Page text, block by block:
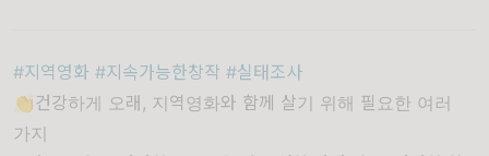
#지역영화 #지속가능한창작 #실태조사
👏건강하게 오래, 지역영화와 함께 살기 위해 필요한 여러
가지